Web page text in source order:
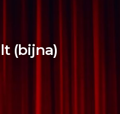
(bijna)